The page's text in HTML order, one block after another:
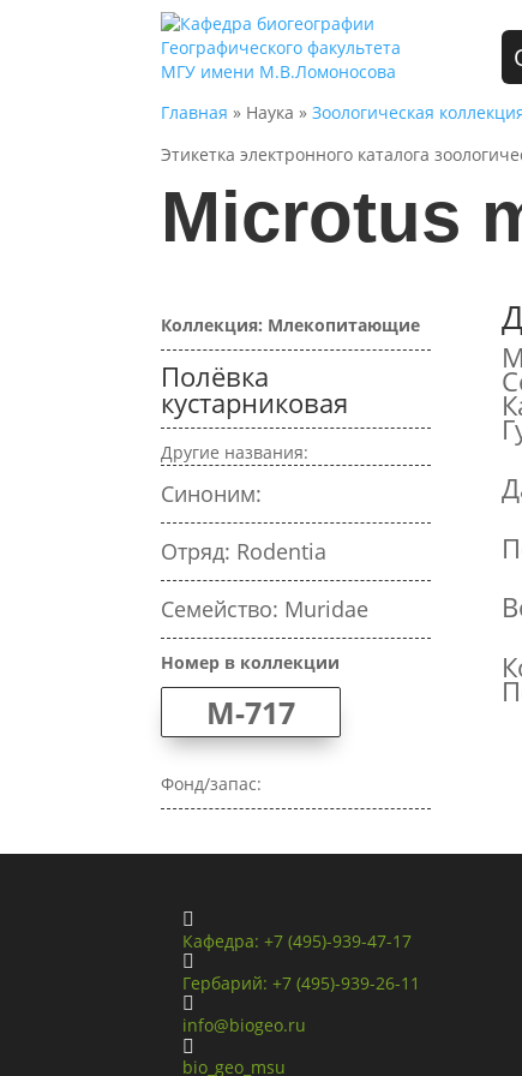
Главная » Наука »Зоологическая
Этикетка электронного каталога
Microtus
Коллекция: Млекопитающие
Полёвка
кустарниковая
Другие названия:
Синоним:
Отряд: Rodentia
Семейство: Muridae
Номер в коллекции
M-717
Фонд/запас:

Кафедра: +7 (495)-939-47-17

Гербарий: +7 (495)-939-26-11

info@biogeo.ru

bio_geo_msu